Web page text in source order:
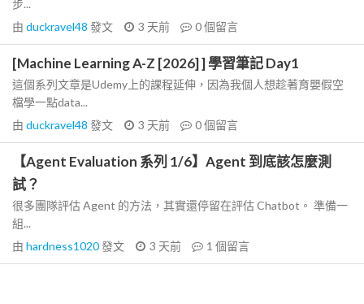
步...
由 duckravel48 發文 3 天前 0個留言
[Machine Learning A-Z [2026] ] 學習筆記 Day1
這個系列文章是Udemy上的課程延伸，因為我個人想趁著育嬰假空
檔學一點data...
由 duckravel48 發文 3 天前 0個留言
【Agent Evaluation 系列 1/6】Agent 到底該怎麼測
試？
很多團隊評估 Agent 的方法，其實還停留在評估 Chatbot。 準備一
組...
由 hardness1020發文 3 天前 1 個留言